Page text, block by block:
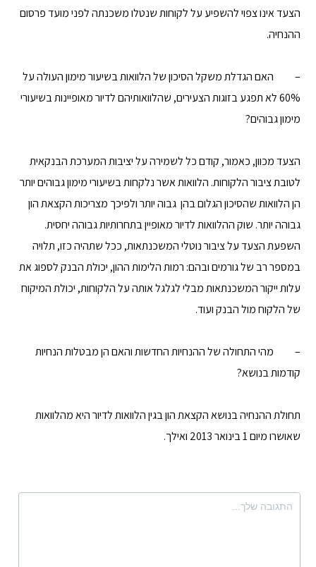
הצעד אינו צפוי להשפיע על לקוחות שנטלו משכנתה לפני מועד פרסום
ההנחיה.
– האם הגדלת משקל הסיכון של הלוואות בשיעור מימון העולה על
60% לא תפגע בזוגות הצעירים, שהלוואותיהם לדיור מאופיינות בשיעורי
מימון גבוהים?
הצעד מכוון, כאמור, קודם כל לשמירה על יציבות המערכת הבנקאית
לטובת ציבור הלקוחות. הלוואות אשר נלקחות בשיעורי מימון גבוהים יותר
הן הלוואות שהסיכון הגלום בהן גבוה יותר ולפיכך מצריכות הקצאת הון
גבוהה יותר. שוק ההלוואות לדיור מאופיין בתחרותיות גבוהה יחסית.
השפעת הצעד על ציבור נוטלי המשכנתאות, ככל שתהיה כזו, תלויה
במספר רב של גורמים ובהם: רמות הלימות ההון, יכולת הבנק לספוג את
עלות ייקור המשכנתאות מבלי לגלגל אותה על הלקוחות, יכולת המיקוח
של הלקוח מול הבנק ועוד.
– מהי התחולה של ההנחיות החדשות והאם הן מבטלות הנחיות
קודמות בנושא?
תחולת ההנחיה בנושא הקצאת הון בגין הלוואות לדיור היא מהלוואות
שאושרו מיום 1 בינואר 2013 ואילך.